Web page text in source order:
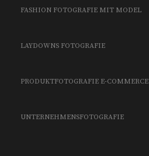
FASHION FOTOGRAFIE MIT MODEL
LAYDOWNS FOTOGRAFIE
PRODUKTFOTOGRAFIE E-COMMERCE
UNTERNEHMENSFOTOGRAFIE